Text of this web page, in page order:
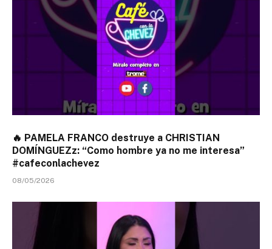
🔥 PAMELA FRANCO destruye a CHRISTIAN
DOMÍNGUEZz: “Como hombre ya no me interesa”
#cafeconlachevez
08/05/2026